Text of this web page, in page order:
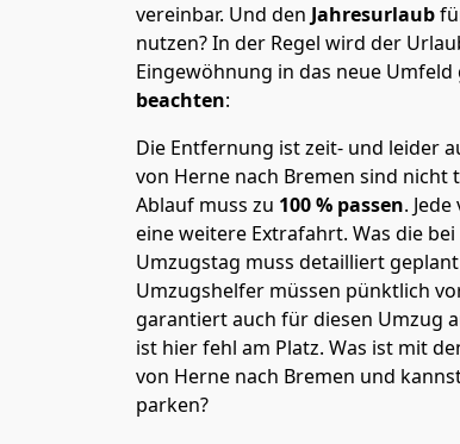
vereinbar. Und den Jahresurlaub
nutzen? In der Regel wird der
Eingewöhnung in das neue
beachten:
Die Entfernung ist zeit- und leider
von Herne nach Bremen sind nicht
Ablauf muss zu 100 % passen.
eine weitere Extrafahrt. Was die
Umzugstag muss detailliert
Umzugshelfer müssen pünktlich
garantiert auch für diesen Umzug
ist hier fehl am Platz. Was ist mit
von Herne nach Bremen und
parken?